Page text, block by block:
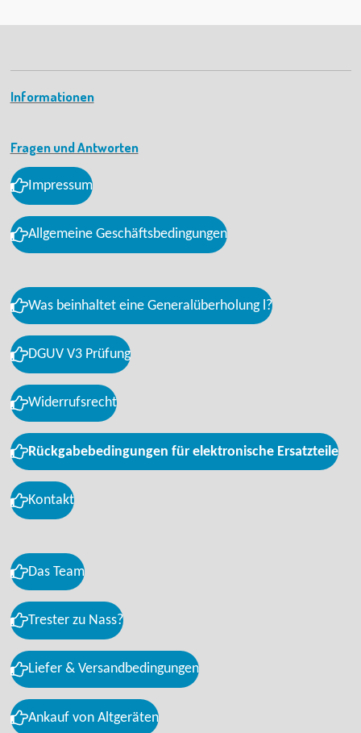
Informationen
Fragen und Antworten
Impressum
Allgemeine Geschäftsbedingungen
Was beinhaltet eine Generalüberholung l?
DGUV V3 Prüfung
Widerrufsrecht
Rückgabebedingungen für elektronische Ersatzteile
Kontakt
Das Team
Trester zu Nass?
Liefer & Versandbedingungen
Ankauf von Altgeräten